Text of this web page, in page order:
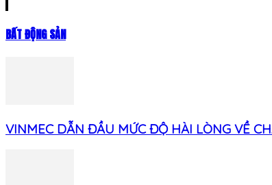
BẤT ĐỘNG SẢN
VINMEC DẪN ĐẦU MỨC ĐỘ HÀI LÒNG VỀ